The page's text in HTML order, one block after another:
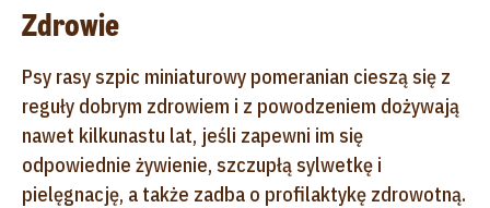
Zdrowie
Psy rasy szpic miniaturowy pomeranian cieszą się z
reguły dobrym zdrowiem i z powodzeniem dożywają
nawet kilkunastu lat, jeśli zapewni im się
odpowiednie żywienie, szczupłą sylwetkę i
pielęgnację, a także zadba o profilaktykę zdrowotną.